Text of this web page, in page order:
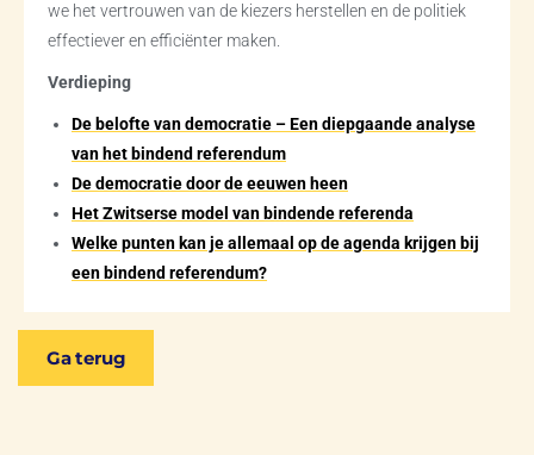
we het vertrouwen van de kiezers herstellen en de politiek
effectiever en efficiënter maken.
Verdieping
De belofte van democratie – Een diepgaande analyse
van het bindend referendum
De democratie door de eeuwen heen
Het Zwitserse model van bindende referenda
Welke punten kan je allemaal op de agenda krijgen bij
een bindend referendum?
Ga terug